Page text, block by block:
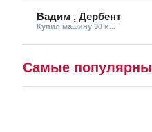
Вадим , Дербент
Купил машину 30 и...
Самые